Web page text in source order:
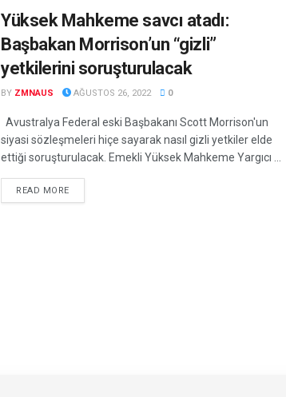
Yüksek Mahkeme savcı atadı:
Başbakan Morrison’un “gizli”
yetkilerini soruşturulacak
BY ZMNAUS AĞUSTOS 26, 2022 0
Avustralya Federal eski Başbakanı Scott Morrison'un
siyasi sözleşmeleri hiçe sayarak nasıl gizli yetkiler elde
ettiği soruşturulacak. Emekli Yüksek Mahkeme Yargıcı ...
READ MOREDETAILS